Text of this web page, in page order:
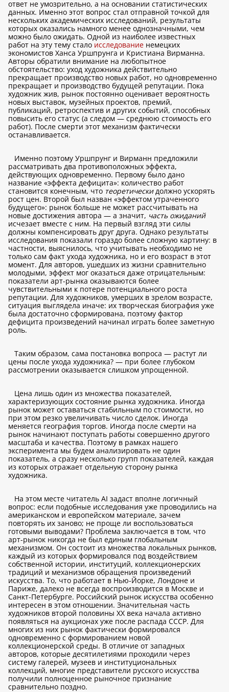
ответ не умозрительно, а на основании статистических
данных. Именно этот вопрос стал отправной точкой для
нескольких академических исследований, результаты
которых оказались намного менее однозначными, чем
можно было ожидать. Одной из наиболее известных
работ на эту тему стало исследование немецких
экономистов Ханса Уршпрунга и Кристиана Вирманна.
Авторы обратили внимание на любопытное
обстоятельство: уход художника действительно
прекращает производство новых работ, но одновременно
прекращает и производство будущей репутации. Пока
художник жив, рынок постоянно оценивает вероятность
новых выставок, музейных проектов, премий,
публикаций, ретроспектив и других событий, способных
повысить его статус (а следом — среднюю стоимость его
работ). После смерти этот механизм фактически
останавливается.
Именно поэтому Уршпрунг и Вирманн предложили
рассматривать два противоположных эффекта,
действующих одновременно. Первому было дано
название «эффекта дефицита»: количество работ
становится конечным, что теоретическидолжно ускорять
рост цен. Второй был назван «эффектом утраченного
будущего»: рынок больше не может рассчитывать на
новые достижения автора — а значит, часть ожиданий
исчезает вместе с ним. На первый взгляд эти силы
должны компенсировать друг друга. Однако результаты
исследования показали гораздо более сложную картину: в
частности, выяснилось, что учитывать необходимо не
только сам факт ухода художника, но и его возраст в этот
момент. Для авторов, ушедших из жизни сравнительно
молодыми, эффект мог оказаться даже отрицательным:
показатели арт-рынка оказываются более
чувствительными к потере потенциального роста
репутации. Для художников, умерших в зрелом возрасте,
ситуация выглядела иначе: их творческая биография уже
была достаточно сформирована, поэтому фактор
дефицита произведений начинал играть более заметную
роль.
Таким образом, сама постановка вопроса — растут ли
цены после ухода художника? — при более глубоком
рассмотрении оказывается слишком упрощенной.
Цена лишь один из множества показателей,
характеризующих состояние рынка художника. Иногда
рынок может оставаться стабильным по стоимости, но
при этом резко увеличивать число сделок. Иногда
меняется география торгов. Иногда после смерти на
рынок начинают поступать работы совершенно другого
масштаба и качества. Поэтому в рамках нашего
эксперимента мы будем анализировать не один
показатель, а сразу несколько групп показателей, каждая
из которых отражает отдельную сторону рынка
художника.
На этом месте читатель AI задаст вполне логичный
вопрос: если подобные исследования уже проводились на
американском и европейском материале, зачем
повторять их заново; не проще ли воспользоваться
готовыми выводами? Проблема заключается в том, что
арт-рынок никогда не был единым глобальным
механизмом. Он состоит из множества локальных рынков,
каждый из которых формировался под воздействием
собственной истории, институций, коллекционерских
традиций и механизмов обращения произведений
искусства. То, что работает в Нью-Йорке, Лондоне и
Париже, далеко не всегда воспроизводится в Москве и
Санкт-Петербурге. Российский рынок искусства особенно
интересен в этом отношении. Значительная часть
художников второй половины XX века начала активно
появляться на аукционах уже после распада СССР. Для
многих из них рынок фактически формировался
одновременно с формированием новой
коллекционерской среды. В отличие от западных
авторов, которые десятилетиями проходили через
систему галерей, музеев и институциональных
коллекций, многие представители русского искусства
получили полноценное рыночное признание
сравнительно поздно.